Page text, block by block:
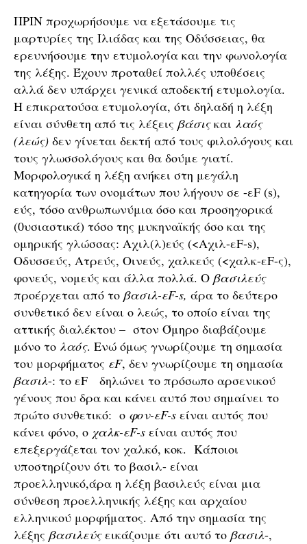
ΠΡΙΝ προχωρήσουμε να εξετάσουμε τις
μαρτυρίες της Ιλιάδας και της Οδύσσειας, θα
ερευνήσουμε την ετυμολογία και την φωνολογία
της λέξης. Έχουν προταθεί πολλές υποθέσεις
αλλά δεν υπάρχει γενικά αποδεκτή ετυμολογία.
Η επικρατούσα ετυμολογία, ότι δηλαδή η λέξη
είναι σύνθετη από τις λέξεις βάσιςκαι λαός
(λεώς) δεν γίνεται δεκτή από τους φιλολόγους και
τους γλωσσολόγους και θα δούμε γιατί.
Μορφολογικά η λέξη ανήκει στη μεγάλη
κατηγορία των ονομάτων που λήγουν σε -εF (s),
εύς, τόσο ανθρωπωνύμια όσο και προσηγορικά
(0υσιαστικά) τόσο της μυκηναϊκής όσο και της
ομηρικής γλώσσας: Αχιλ(λ)εύς (<Αχιλ-εF-s),
Οδυσσεύς, Ατρεύς, Οινεύς, χαλκεύς (<χαλκ-εF-ς),
φονεύς, νομεύς και άλλα πολλά. Ο βασιλεύς
προέρχεται από το βασιλ-εF-s, άρα το δεύτερο
συνθετικό δεν είναι ο λεώς, το οποίο είναι της
αττικής διαλέκτου – στον Όμηρο διαβάζουμε
μόνο το λαός. Ενώ όμως γνωρίζουμε τη σημασία
του μορφήματος εF, δεν γνωρίζουμε τη σημασία
βασιλ-: το εF δηλώνει το πρόσωπο αρσενικού
γένους που δρα και κάνει αυτό που σημαίνει το
πρώτο συνθετικό: ο φον-εF-s είναι αυτός που
κάνει φόνο, ο χαλκ-εF-s είναι αυτός που
επεξεργάζεται τον χαλκό, κοκ. Κάποιοι
υποστηρίζουν ότι το βασιλ- είναι
προελληνικό,άρα η λέξη βασιλεύς είναι μια
σύνθεση προελληνικής λέξης και αρχαίου
ελληνικού μορφήματος. Από την σημασία της
λέξης βασιλεύςεικάζουμε ότι αυτό το βασιλ-,